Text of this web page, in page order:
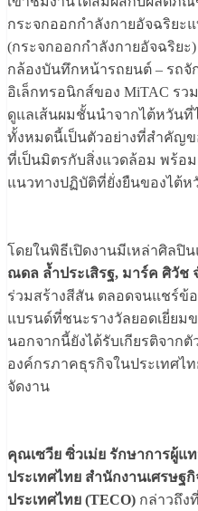
กระจกออกกำลังกายอัจฉริยะแ
(กระจกออกกำลังกายอัจฉริย
กล้องบันทึกหน้ารถยนต์ – รถ
อิเล็กทรอนิกส์ของ MiTAC ร
ดูแลเส้นผมชั้นนำจากไต้หวันที่
ทั้งหมดนี้เป็นตัวอย่างที่สำคัญ
ที่เป็นมิตรกับสิ่งแวดล้อม พร้อ
แนวทางปฏิบัติที่ยั่งยืนของไต้ห
โดยในพิธีเปิดงานมีเหล่าศิลปิ
ณดล ล้ำประเสิรฐ, มาร์ค ศิวัช
ร่วมสร้างสีสัน ตลอดจนแชร์ข้
แบรนด์ที่ชนะรางวัลยอดเยี่ยม
นอกจากนี้ยังได้รับเกียรติจาก
องค์กรภาคธุรกิจในประเทศไ
จัดงาน
คุณเซวีย ซิ่วเม่ย รักษาการผู้แ
ประเทศไทย สำนักงานเศรษฐ
ประเทศไทย (TECO) กล่าวถึง